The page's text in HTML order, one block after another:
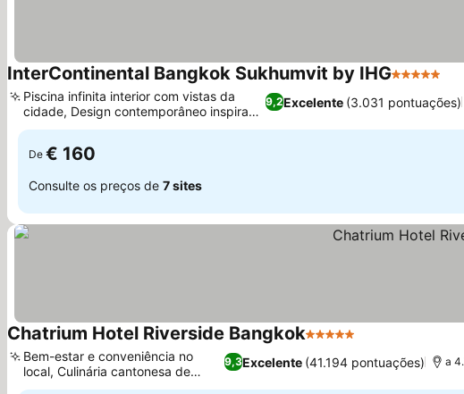
InterContinental Bangkok Sukhumvit by IHG5 Estrelas
9,2Excelente (3.031 pontuações)
Piscina infinita interior com vistas da
cidade, Design contemporâneo inspirado
na Tailândia
De € 160
Consulte os preços de 7 sites
Chatrium Hotel Riverside Bangkok5 Estrelas
9,3Excelente (41.194 pontuações)
Bem-estar e conveniência no
local, Culinária cantonesa de
assinatura
a